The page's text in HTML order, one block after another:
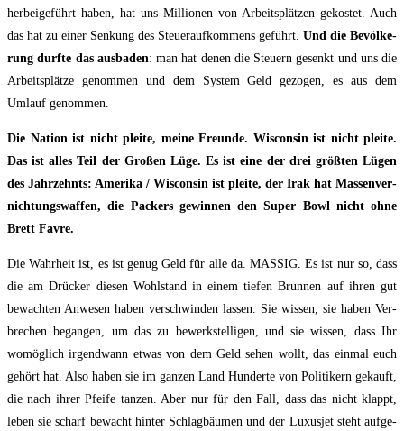
her­bei­ge­führt haben, hat uns Mil­lio­nen von Arbeits­plätzen gekos­tet. Auch
das hat zu einer Sen­kung des Steuerauf­kommens geführt. Und die Bevöl­ke­
rung durf­te das aus­ba­den: man hat denen die Steu­ern gesenkt und uns die
Arbeits­plät­ze genom­men und dem Sys­tem Geld gezo­gen, es aus dem
Umlauf genommen.
Die Nati­on ist nicht plei­te, mei­ne Freun­de. Wis­con­sin ist nicht plei­te.
Das ist alles Teil der Gro­ßen Lüge. Es ist eine der drei größ­ten Lügen
des Jahr­zehnts: Ame­ri­ka / Wis­con­sin ist plei­te, der Irak hat Mas­sen­ver­
nich­tungs­waf­fen, die Packers gewin­nen den Super Bowl nicht ohne
Brett Favre.
Die Wahr­heit ist, es ist genug Geld für alle da. MASSIG. Es ist nur so, dass
die am Drü­cker die­sen Wohl­stand in einem tie­fen Brun­nen auf ihren gut
bewach­ten Anwe­sen haben ver­schwin­den las­sen. Sie wis­sen, sie haben Ver­
brechen began­gen, um das zu bewerk­stel­li­gen, und sie wis­sen, dass Ihr
womög­lich irgend­wann etwas von dem Geld sehen wollt, das ein­mal euch
gehört hat. Also haben sie im gan­zen Land Hun­der­te von Poli­ti­kern ge­kauft,
die nach ihrer Pfei­fe tan­zen. Aber nur für den Fall, dass das nicht klappt,
leben sie scharf bewacht hin­ter Schlag­bäu­men und der Luxus­jet steht auf­ge­